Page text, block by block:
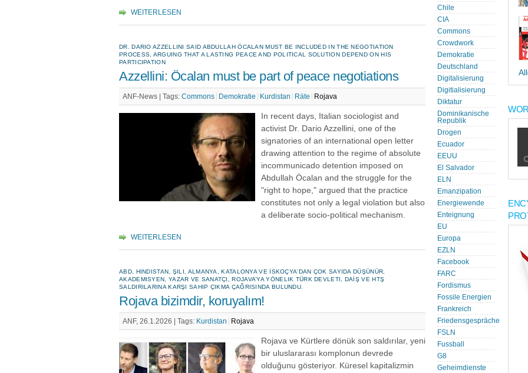
WEITERLESEN
DR. DARIO AZZELLINI SAID ABDULLAH ÖCALAN MUST BE INCLUDED IN THE NEGOTIATION
PROCESS, ARGUING THAT A LASTING PEACE AND POLITICAL SOLUTION DEPEND ON HIS
PARTICIPATION
Azzellini: Öcalan must be part of peace negotiations
ANF-News | Tags: Commons Demokratie Kurdistan Räte Rojava
In recent days, Italian sociologist and
activist Dr. Dario Azzellini, one of the
signatories of an international open letter
drawing attention to the regime of absolute
incommunicado detention imposed on
Abdullah Öcalan and the struggle for the
"right to hope," argued that the practice
constitutes not only a legal violation but also
a deliberate socio-political mechanism.
WEITERLESEN
ABD, HINDISTAN, ŞILI, ALMANYA, KATALONYA VE İSKOÇYA'DAN ÇOK SAYIDA DÜŞÜNÜR,
AKADEMISYEN, YAZAR VE SANATÇI, ROJAVA’YA YÖNELIK TÜRK DEVLETI, DAİŞ VE HTŞ
SALDIRILARINA KARŞI SAHIP ÇIKMA ÇAĞRISINDA BULUNDU.
Rojava bizimdir, koruyalım!
ANF, 26.1.2026 | Tags: Kurdistan Rojava
Rojava ve Kürtlere dönük son saldırılar, yeni
bir uluslararası komplonun devrede
olduğunu gösteriyor. Küresel kapitalizmin
Chile
CIA
Commons
Crowdwork
Demokratie
Deutschland
Digitalisierung
Digitialisierung
Diktatur
Dominikanische
Republik
Drogen
Ecuador
EEUU
El Salvador
ELN
Emanzipation
Energiewende
Enteignung
EU
Europa
EZLN
Facebook
FARC
Fordismus
Fossile Energien
Frankreich
Friedensgespräche
FSLN
Fussball
G8
Geheimdienste